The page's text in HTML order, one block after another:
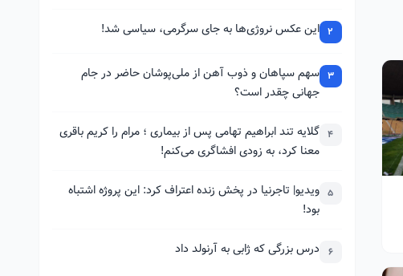
2 این عکس نروژی‌ها به جای سرگرمی، سیاسی شد!
3 سهم سپاهان و ذوب آهن از ملی‌پوشان حاضر در جام
جهانی چقدر است؟
4 گلایه تند ابراهیم تهامی پس از بیماری ؛ مرام را کریم باقری
معنا کرد، به زودی افشاگری می‌کنم!
5 ویدیو| تاجرنیا در پخش زنده اعتراف کرد: این پروژه اشتباه
بود!
6 درس بزرگی که ژابی به آرنولد داد